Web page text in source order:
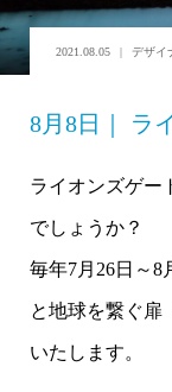
2021.08.05 デザイ
8月8日｜ ラ
ライオンズゲー
でしょうか？
毎年7月26日～8
と地球を繋ぐ扉
いたします。